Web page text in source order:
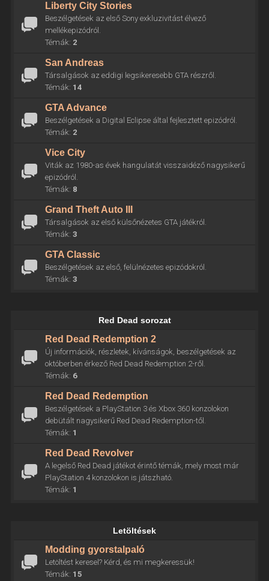
Liberty City Stories
Beszélgetések az első Sony exkluzivitást élvező
mellékepizódról.
Témák: 2
San Andreas
Társalgások az eddigi legsikeresebb GTA részről.
Témák: 14
GTA Advance
Beszélgetések a Digital Eclipse által fejlesztett epizódról.
Témák: 2
Vice City
Viták az 1980-as évek hangulatát visszaidéző nagysikerű
epizódról.
Témák: 8
Grand Theft Auto III
Társalgások az első külsőnézetes GTA játékról.
Témák: 3
GTA Classic
Beszélgetések az első, felülnézetes epizódokról.
Témák: 3
Red Dead sorozat
Red Dead Redemption 2
Új információk, részletek, kívánságok, beszélgetések az
októberben érkező Red Dead Redemption 2-ről.
Témák: 6
Red Dead Redemption
Beszélgetések a PlayStation 3 és Xbox 360 konzolokon
debütált nagysikerű Red Dead Redemption-től.
Témák: 1
Red Dead Revolver
A legelső Red Dead játékot érintő témák, mely most már
PlayStation 4 konzolokon is játszható.
Témák: 1
Letöltések
Modding gyorstalpaló
Letöltést keresel? Kérd, és mi megkeressük!
Témák: 15